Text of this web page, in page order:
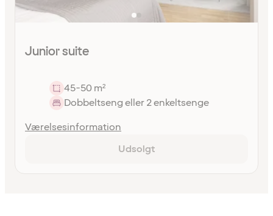
Junior suite
45-50 m²
Dobbeltseng eller 2 enkeltsenge
Værelsesinformation
Udsolgt